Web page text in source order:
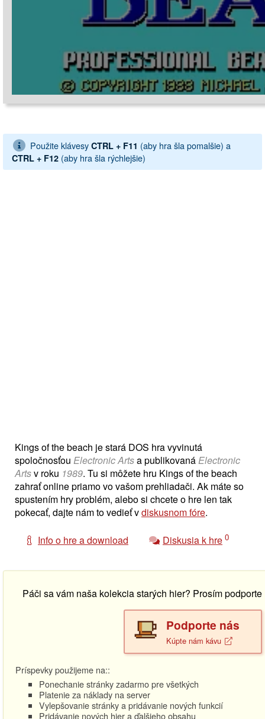
Použite klávesy CTRL + F11 (aby hra šla pomalšie) a
CTRL + F12 (aby hra šla rýchlejšie)
Kings of the beach je stará DOS hra vyvinutá
spoločnosťou Electronic Artsa publikovanáElectronic
Artsv roku 1989. Tu si môžete hru Kings of the beach
zahrať online priamo vo vašom prehliadači. Ak máte so
spustením hry problém, alebo si chcete o hre len tak
pokecať, dajte nám to vedieť vdiskusnom fóre.
Info o hre a download Diskusia k hre 0
Páči sa vám naša kolekcia starých hier? Prosím
Podporte nás
Kúpte nám kávu
Príspevky použijeme na::
Ponechanie stránky zadarmo pre všetkých
Platenie za náklady na server
Vylepšovanie stránky a pridávanie nových funkcií
Pridávanie nových hier a ďalšieho obsahu